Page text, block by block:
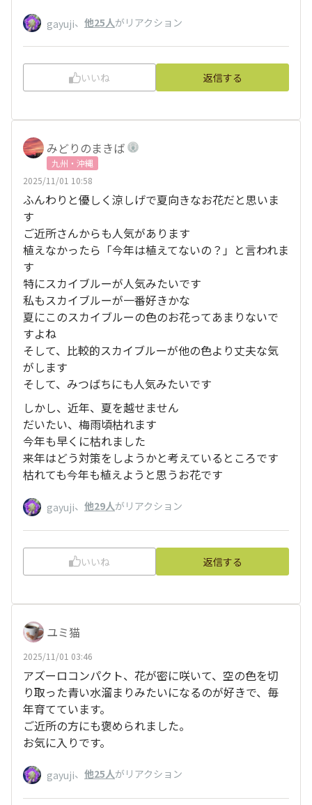
gayuji、 他25人がリアクション
いいね 返信する
みどりのまきば
九州・沖縄
2025/11/01 10:58
ふんわりと優しく涼しげで夏向きなお花だと思いま
す
ご近所さんからも人気があります
植えなかったら「今年は植えてないの？」と言われま
す
特にスカイブルーが人気みたいです
私もスカイブルーが一番好きかな
夏にこのスカイブルーの色のお花ってあまりないで
すよね
そして、比較的スカイブルーが他の色より丈夫な気
がします
そして、みつばちにも人気みたいです
しかし、近年、夏を越せません
だいたい、梅雨頃枯れます
今年も早くに枯れました
来年はどう対策をしようかと考えているところです
枯れても今年も植えようと思うお花です
gayuji、 他29人がリアクション
いいね 返信する
ユミ猫
2025/11/01 03:46
アズーロコンパクト、花が密に咲いて、空の色を切
り取った青い水溜まりみたいになるのが好きで、毎
年育てています。
ご近所の方にも褒められました。
お気に入りです。
gayuji、 他25人がリアクション